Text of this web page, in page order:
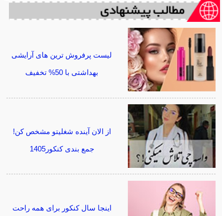
لیست پرفروش ترین های آرایشی
بهداشتی با 50% تخفیف
از الان آینده شغلیتو مشخص کن!
جمع بندی کنکور1405
اینجا سال کنکور برای همه راحت